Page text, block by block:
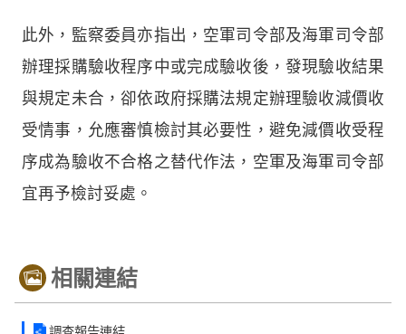
此外，監察委員亦指出，空軍司令部及海軍司令部
辦理採購驗收程序中或完成驗收後，發現驗收結果
與規定未合，卻依政府採購法規定辦理驗收減價收
受情事，允應審慎檢討其必要性，避免減價收受程
序成為驗收不合格之替代作法，空軍及海軍司令部
宜再予檢討妥處。
相關連結